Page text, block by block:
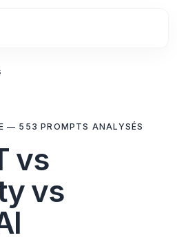
— 553 PROMPTS ANALYSÉS
vs
vs